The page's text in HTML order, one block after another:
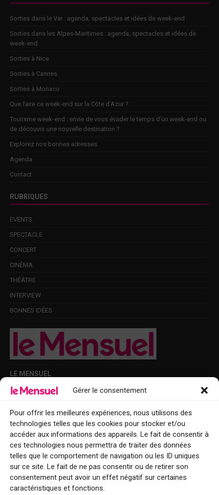
Gérer le consentement
Pour offrir les meilleures expériences, nous utilisons des
technologies telles que les cookies pour stocker et/ou
accéder aux informations des appareils. Le fait de consentir à
ces technologies nous permettra de traiter des données
telles que le comportement de navigation ou les ID uniques
sur ce site. Le fait de ne pas consentir ou de retirer son
consentement peut avoir un effet négatif sur certaines
caractéristiques et fonctions.
Sorties dans le Var : agenda, spectacles et idées de week-end
Sorties dans les Alpes-Maritimes : agenda, spectacles et idées de
week-end
Sorties à Nice
Sorties à Cannes
Sorties à Monaco
Que faire ce week-end sur la Côte d’Azur ?
Tourisme week-end : envie de vous évader le temps d’un week-end ou
de découvrir une nouvelle destination ?
Explorez nos bonnes adresses
Agenda
Contact
RUBRIQUES
EVENTS
SPECTACLE
CONCERT
CINÉMA
THÉÂTRE
INTERVIEW
BONNES IDÉES
LE MENSUEL
Points de diffusion Var et Alpes-Maritimes : oû trouver Le Mensuel ?
Le Mensuel en PDF : consultez le magazine en ligne
Qui sommes-nous ?
BFM Top Sorties
EVENT
Tourisme week-end : envie de vous évader le temps d’un week-end ou